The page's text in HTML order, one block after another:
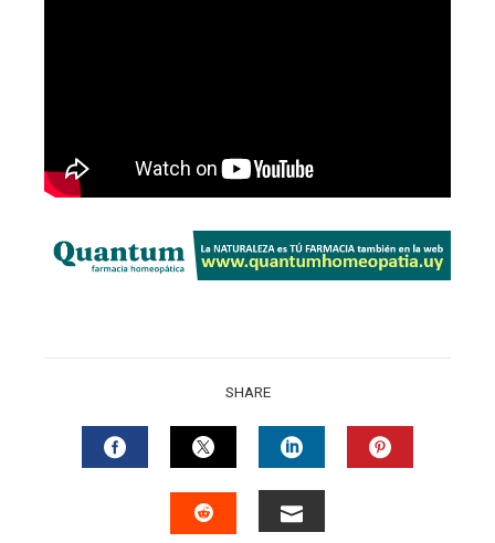
SHARE
FACEBOOKTWITTERLINKEDIN